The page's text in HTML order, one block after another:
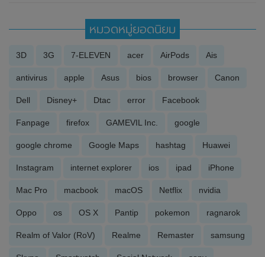
หมวดหมู่ยอดนิยม
3D 3G 7-ELEVEN acer AirPods Ais
antivirus apple Asus bios browser Canon
Dell Disney+ Dtac error Facebook
Fanpage firefox GAMEVIL Inc. google
google chrome Google Maps hashtag Huawei
Instagram internet explorer ios ipad iPhone
Mac Pro macbook macOS Netflix nvidia
Oppo os OS X Pantip pokemon ragnarok
Realm of Valor (RoV) Realme Remaster samsung